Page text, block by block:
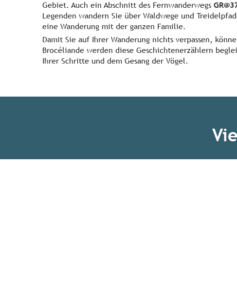
Gebiet. Auch ein Abschnitt des Fernwanderwegs
Legenden wandern Sie über Waldwege und
eine Wanderung mit der ganzen Familie.
Damit Sie auf Ihrer Wanderung nichts verpassen,
Brocéliande werden diese Geschichtenerzählern
Ihrer Schritte und dem Gesang der Vögel.